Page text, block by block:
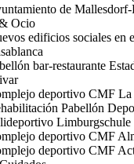
de
Ocio
edificios sociales en
bar-restaurante
deportivo CMF La
Pabellón
Limburgschule
deportivo CMF
deportivo CMF